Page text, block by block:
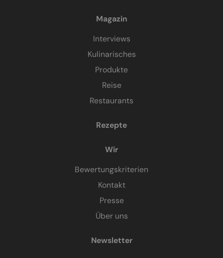
Magazin
Interviews
Kulinarisches
Produkte
Reise
Restaurants
Rezepte
Wir
Bewertungskriterien
Kontakt
Presse
Über uns
Newsletter